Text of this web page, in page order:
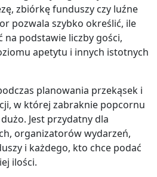
zbiórkę funduszy czy luźne
pozwala szybko określić, ile
podstawie liczby gości,
apetytu i innych istotnych
planowania przekąsek i
w której zabraknie popcornu
Jest przydatny dla
organizatorów wydarzeń,
i każdego, kto chce podać
ilości.